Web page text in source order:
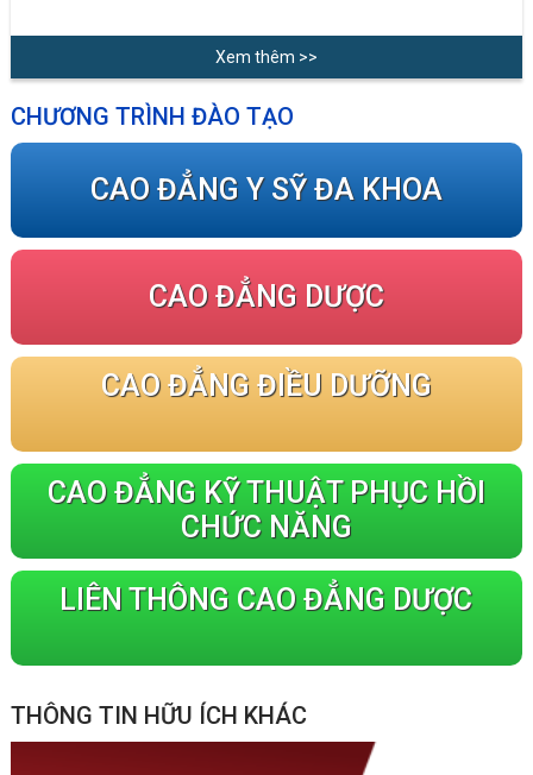
Xem thêm >>
CHƯƠNG TRÌNH ĐÀO TẠO
CAO ĐẲNG Y SỸ ĐA KHOA
CAO ĐẲNG DƯỢC
CAO ĐẲNG ĐIỀU DƯỠNG
CAO ĐẲNG KỸ THUẬT PHỤC HỒI
CHỨC NĂNG
LIÊN THÔNG CAO ĐẲNG DƯỢC
THÔNG TIN HỮU ÍCH KHÁC